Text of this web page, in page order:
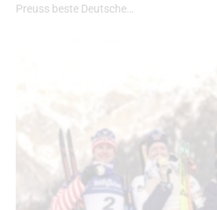
Preuss beste Deutsche…